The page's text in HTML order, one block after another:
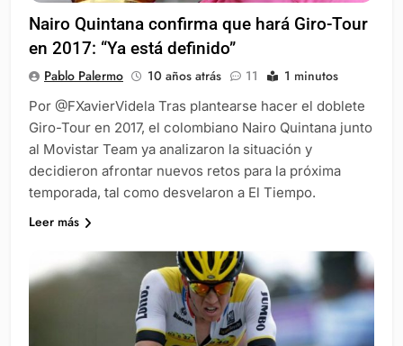
Nairo Quintana confirma que hará Giro-Tour
en 2017: “Ya está definido”
Pablo Palermo 10 años atrás 11 1 minutos
Por @FXavierVidela Tras plantearse hacer el doblete
Giro-Tour en 2017, el colombiano Nairo Quintana junto
al Movistar Team ya analizaron la situación y
decidieron afrontar nuevos retos para la próxima
temporada, tal como desvelaron a El Tiempo.
Leer más